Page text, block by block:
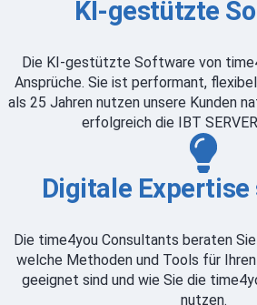
KI-gestützte
Die KI-gestützte Software von
Ansprüche. Sie ist performant,
als 25 Jahren nutzen unsere Kunden
erfolgreich die IBT
Digitale
Die time4you Consultants beraten
welche Methoden und Tools für
geeignet sind und wie Sie die
nutzen.